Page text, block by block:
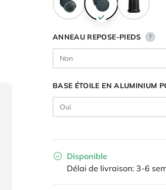
ANNEAU REPOSE-PIEDS ?
BASE ÉTOILE EN ALUMINIUM
Disponible
Délai de livraison: 3-6